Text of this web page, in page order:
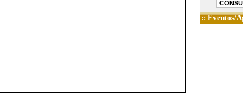
::Eventos/